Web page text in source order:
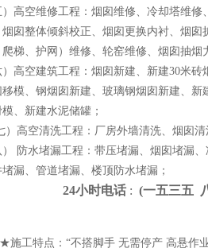
）高空维修工程：烟囱维修、冷却塔维
烟囱整体倾斜校正、烟囱更换内衬、烟
爬梯、护网）维修、轮窑维修、烟囱抽烟
）高空建筑工程：烟囱新建、新建30米
移模、钢烟囱新建、玻璃钢烟囱新建、新
、新建水泥储罐；
）高空清洗工程：厂房外墙清洗、烟囱
） 防水堵漏工程：带压堵漏、烟囱堵漏
漏、管道堵漏、楼顶防水堵漏；
小时电话 : (一五三五
工特点：“不搭脚手 无需停产 高悬作业